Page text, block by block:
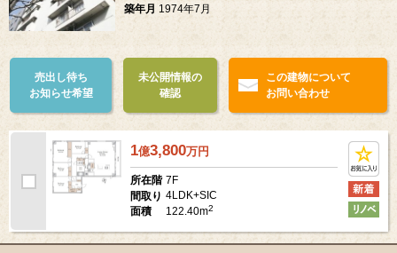
築年月 1974年7月
売出し待ち
お知らせ希望
未公開情報の
確認
この建物について
お問い合わせ
1億3,800万円
所在階 7F
間取り 4LDK+SIC
面積
122.40m2